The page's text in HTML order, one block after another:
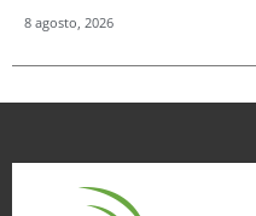
8 agosto, 2026